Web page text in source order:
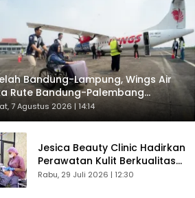
Bandung-Lampung, Wings Air
Rute Bandung-Palembang
Langsung Penumpang
7 Agustus 2026 | 14:14
Jesica Beauty Clinic Hadirkan
Perawatan Kulit Berkualitas
Plus Konsultasi Gratis
Rabu, 29 Juli 2026 | 12:30